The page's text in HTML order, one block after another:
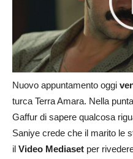
Nuovo appuntamento oggi
turca Terra Amara. Nella
Gaffur di sapere qualcosa
Saniye crede che il marito le
il Video Mediaset per